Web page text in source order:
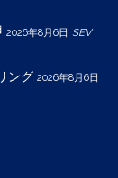
2026年8月6日 SEV
ング 2026年8月6日